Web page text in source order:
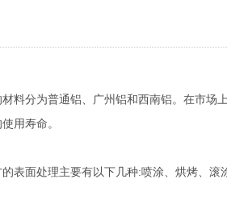
料分为普通铝、广州铝和西南铝。在市
用寿命。
表面处理主要有以下几种:喷涂、烘烤、